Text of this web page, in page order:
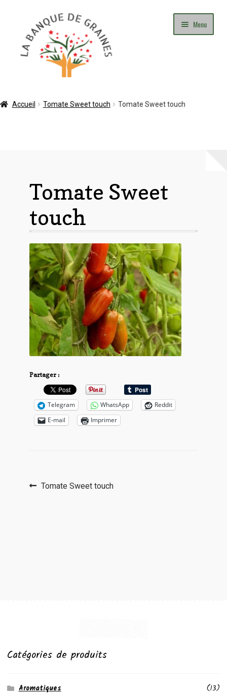
navigation
contenu
Menu
Contact
Accueil Tomate Sweet touch Tomate Sweet touch
Tomate Sweet
touch
Partager :
Telegram WhatsApp
Reddit
E-mail
Imprimer
Navigation
Article
Tomate Sweet touch
Catégories de produits
Aromatiques
(13)